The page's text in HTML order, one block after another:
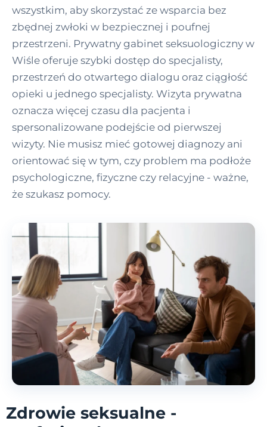
wszystkim, aby skorzystać ze wsparcia bez
zbędnej zwłoki w bezpiecznej i poufnej
przestrzeni. Prywatny gabinet seksuologiczny w
Wiśle oferuje szybki dostęp do specjalisty,
przestrzeń do otwartego dialogu oraz ciągłość
opieki u jednego specjalisty. Wizyta prywatna
oznacza więcej czasu dla pacjenta i
spersonalizowane podejście od pierwszej
wizyty. Nie musisz mieć gotowej diagnozy ani
orientować się w tym, czy problem ma podłoże
psychologiczne, fizyczne czy relacyjne - ważne,
że szukasz pomocy.
Zdrowie seksualne -